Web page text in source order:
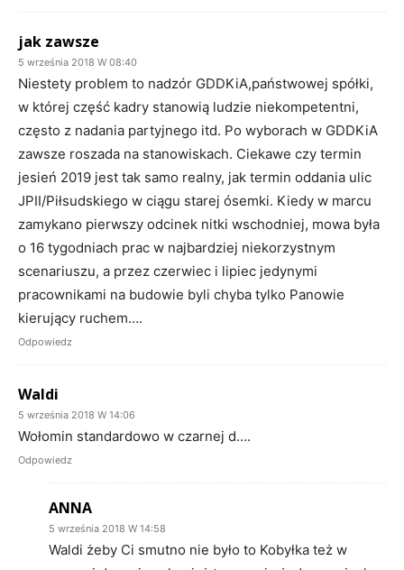
jak zawsze
5 września 2018 W 08:40
Niestety problem to nadzór GDDKiA,państwowej spółki,
w której część kadry stanowią ludzie niekompetentni,
często z nadania partyjnego itd. Po wyborach w GDDKiA
zawsze roszada na stanowiskach. Ciekawe czy termin
jesień 2019 jest tak samo realny, jak termin oddania ulic
JPII/Piłsudskiego w ciągu starej ósemki. Kiedy w marcu
zamykano pierwszy odcinek nitki wschodniej, mowa była
o 16 tygodniach prac w najbardziej niekorzystnym
scenariuszu, a przez czerwiec i lipiec jedynymi
pracownikami na budowie byli chyba tylko Panowie
kierujący ruchem….
Odpowiedz
Waldi
5 września 2018 W 14:06
Wołomin standardowo w czarnej d….
Odpowiedz
ANNA
5 września 2018 W 14:58
Waldi żeby Ci smutno nie było to Kobyłka też w